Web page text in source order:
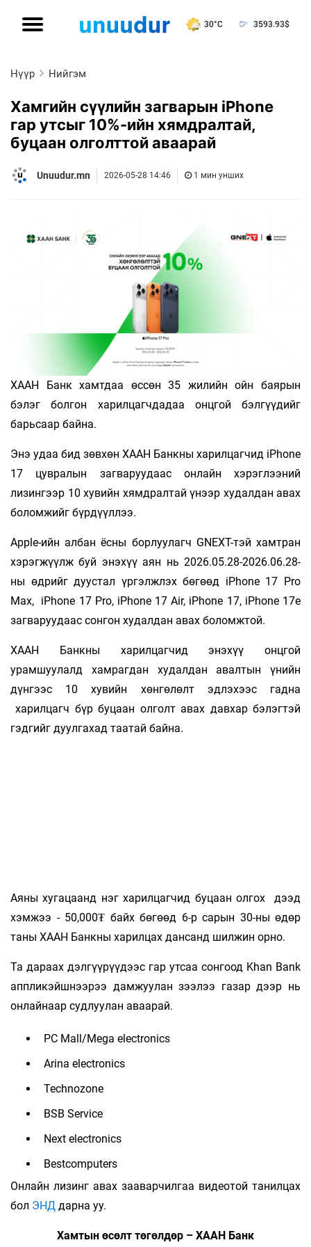
30°C 3593.93$
Нүүр Нийгэм
Хамгийн сүүлийн загварын iPhone
гар утсыг 10%-ийн хямдралтай,
буцаан олголттой аваарай
Unuudur.mn 2026-05-28 14:46 1 мин унших
ХААН Банк хамтдаа өссөн 35 жилийн ойн баярын
бэлэг болгон харилцагчдадаа онцгой бэлгүүдийг
барьсаар байна.
Энэ удаа бид зөвхөн ХААН Банкны харилцагчид iPhone
17 цувралын загваруудаас онлайн хэрэглээний
лизингээр 10 хувийн хямдралтай үнээр худалдан авах
боломжийг бүрдүүллээ.
Apple-ийн албан ёсны борлуулагч GNEXT-тэй хамтран
хэрэгжүүлж буй энэхүү аян нь 2026.05.28-2026.06.28-
ны өдрийг дуустал үргэлжлэх бөгөөд iPhone 17 Pro
Max, iPhone 17 Pro, iPhone 17 Air, iPhone 17, iPhone 17e
загваруудаас сонгон худалдан авах боломжтой.
ХААН Банкны харилцагчид энэхүү онцгой
урамшуулалд хамрагдан худалдан авалтын үнийн
дүнгээс 10 хувийн хөнгөлөлт эдлэхээс гадна
харилцагч бүр буцаан олголт авах давхар бэлэгтэй
гэдгийг дуулгахад таатай байна.
Аяны хугацаанд нэг харилцагчид буцаан олгох дээд
хэмжээ - 50,000₮ байх бөгөөд 6-р сарын 30-ны өдөр
таны ХААН Банкны харилцах дансанд шилжин орно.
Та дараах дэлгүүрүүдээс гар утсаа сонгоод Khan Bank
аппликэйшнээрээ дамжуулан зээлээ газар дээр нь
онлайнаар судлуулан аваарай.
PC Mall/Mega electronics
Arina electronics
Technozone
BSB Service
Next electronics
Bestcomputers
Онлайн лизинг авах зааварчилгаа видеотой танилцах
бол ЭНД дарна уу.
Хамтын өсөлт төгөлдөр – ХААН Банк